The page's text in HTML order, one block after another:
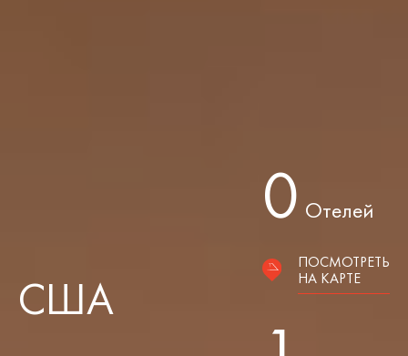
США
0 Отелей
ПОСМОТРЕТЬ
НА КАРТЕ